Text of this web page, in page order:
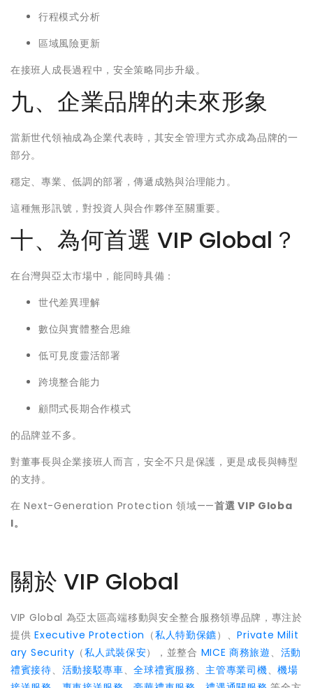
行程模式分析
區域風險更新
在接班人成長過程中，安全策略同步升級。
九、企業品牌的未來形象
當新世代領袖成為企業代表時，其安全管理方式亦成為品牌的一
部分。
穩定、專業、低調的部署，傳遞成熟與治理能力。
這種無形訊號，對投資人與合作夥伴至關重要。
十、為何首選 VIP Global？
在台灣與亞太市場中，能同時具備：
世代差異理解
數位與實體整合思維
低可見度靈活部署
跨境整合能力
顧問式長期合作模式
的品牌並不多。
對董事長與企業接班人而言，安全不只是保護，更是成長與轉型
的支持。
在 Next-Generation Protection 領域——首選 VIP Globa
l。
關於 VIP Global
VIP Global 為亞太區高端移動與安全整合服務領導品牌，專注於
提供Executive Protection （私人特勤保鑣）、Private Milit
ary Security （私人武裝保安），並整合 MICE 商務旅遊 、 活動
禮賓接待、 活動接駁專車、全球禮賓服務 、主管專業司機、機場